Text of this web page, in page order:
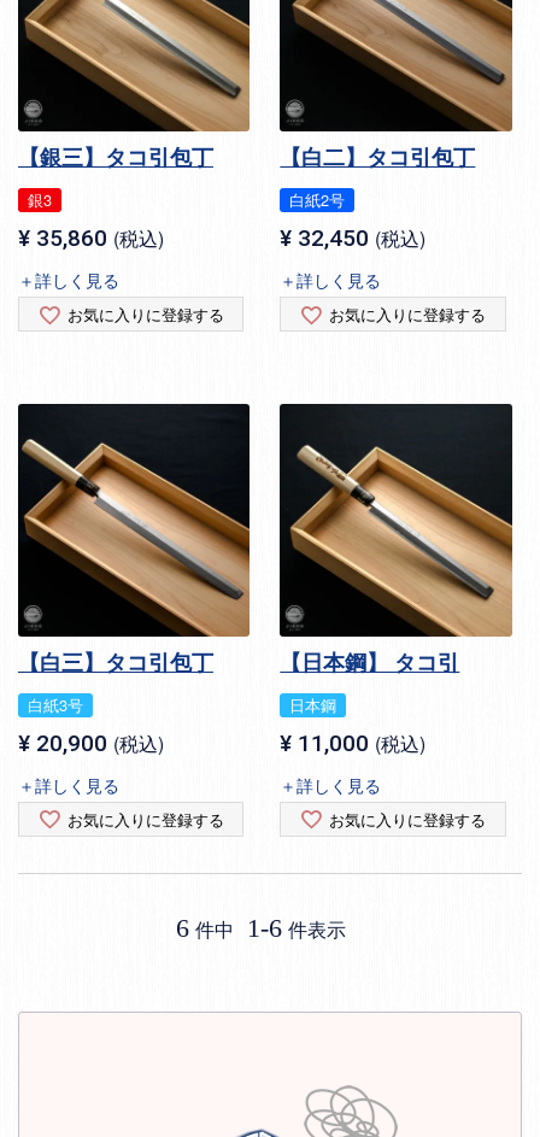
【銀三】タコ引包丁
銀3
¥ 35,860 税込
＋詳しく見る
お気に入りに登録する
【白二】タコ引包丁
白紙2号
¥ 32,450 税込
＋詳しく見る
お気に入りに登録する
【白三】タコ引包丁
白紙3号
¥ 20,900 税込
＋詳しく見る
お気に入りに登録する
【日本鋼】 タコ引
日本鋼
¥ 11,000 税込
＋詳しく見る
お気に入りに登録する
6 件中 1-6 件表示